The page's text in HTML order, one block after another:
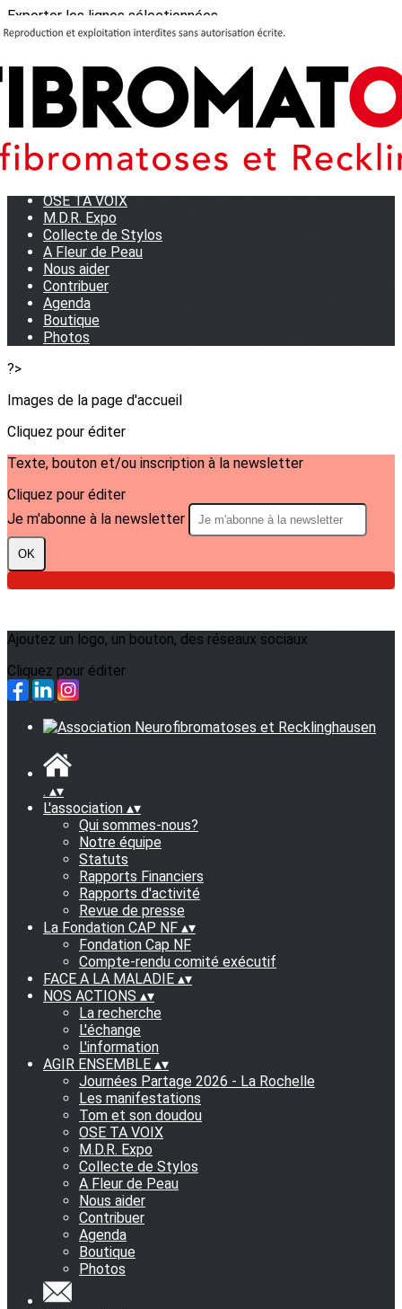
Exporter les lignes sélectionnées
Exporter toutes les colonnes
Journées Partage 2026 - La Rochelle
Les manifestations
OSE TA VOIX
M.D.R. Expo
Collecte de Stylos
A Fleur de Peau
Nous aider
Contribuer
Agenda
Boutique
Photos
?>
Images de la page d'accueil
Cliquez pour éditer
Texte, bouton et/ou inscription à la newsletter
Cliquez pour éditer
Je m'abonne à la newsletter
OK
Ajoutez un logo, un bouton, des réseaux sociaux
Cliquez pour éditer
. ▴▾
L'association ▴▾
Qui sommes-nous?
Notre équipe
Statuts
Rapports Financiers
Rapports d'activité
Revue de presse
La Fondation CAP NF ▴▾
Fondation Cap NF
Compte-rendu comité exécutif
FACE A LA MALADIE ▴▾
NOS ACTIONS ▴▾
La recherche
L'échange
L'information
AGIR ENSEMBLE ▴▾
Journées Partage 2026 - La Rochelle
Les manifestations
Tom et son doudou
OSE TA VOIX
M.D.R. Expo
Collecte de Stylos
A Fleur de Peau
Nous aider
Contribuer
Agenda
Boutique
Photos